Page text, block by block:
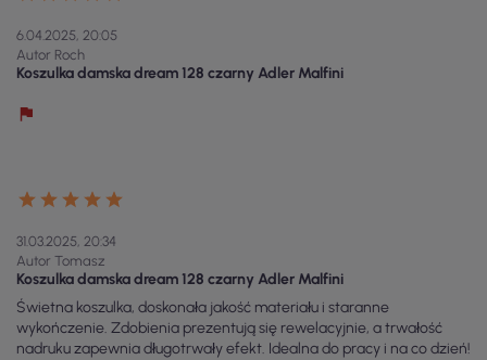
6.04.2025, 20:05
Autor Roch
Koszulka damska dream 128 czarny Adler Malfini
31.03.2025, 20:34
Autor Tomasz
Koszulka damska dream 128 czarny Adler Malfini
Świetna koszulka, doskonała jakość materiału i staranne
wykończenie. Zdobienia prezentują się rewelacyjnie, a trwałość
nadruku zapewnia długotrwały efekt. Idealna do pracy i na co dzień!